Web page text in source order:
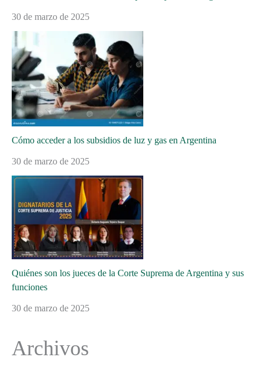
30 de marzo de 2025
Cómo acceder a los subsidios de luz y gas en Argentina
30 de marzo de 2025
Quiénes son los jueces de la Corte Suprema de Argentina y sus
funciones
30 de marzo de 2025
Archivos